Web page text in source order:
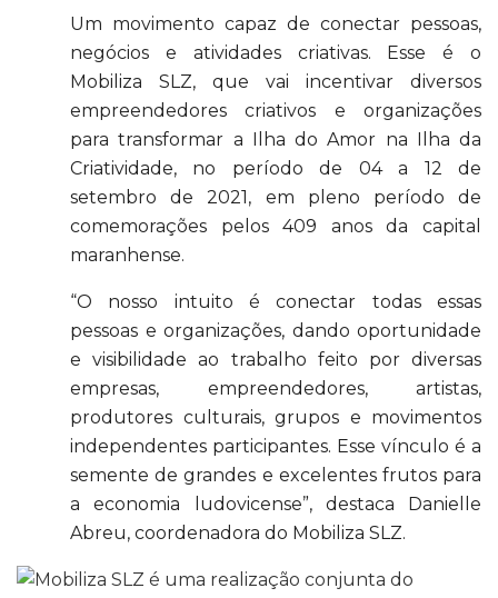
Um movimento capaz de conectar pessoas,
negócios e atividades criativas. Esse é o
Mobiliza SLZ, que vai incentivar diversos
empreendedores criativos e organizações
para transformar a Ilha do Amor na Ilha da
Criatividade, no período de 04 a 12 de
setembro de 2021, em pleno período de
comemorações pelos 409 anos da capital
maranhense.
“O nosso intuito é conectar todas essas
pessoas e organizações, dando oportunidade
e visibilidade ao trabalho feito por diversas
empresas, empreendedores, artistas,
produtores culturais, grupos e movimentos
independentes participantes. Esse vínculo é a
semente de grandes e excelentes frutos para
a economia ludovicense”, destaca Danielle
Abreu, coordenadora do Mobiliza SLZ.